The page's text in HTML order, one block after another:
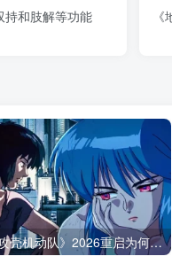
持和肢解等功能
《攻壳机动队》2026重启为何必须改动原作：忠实从来不是原样照搬！